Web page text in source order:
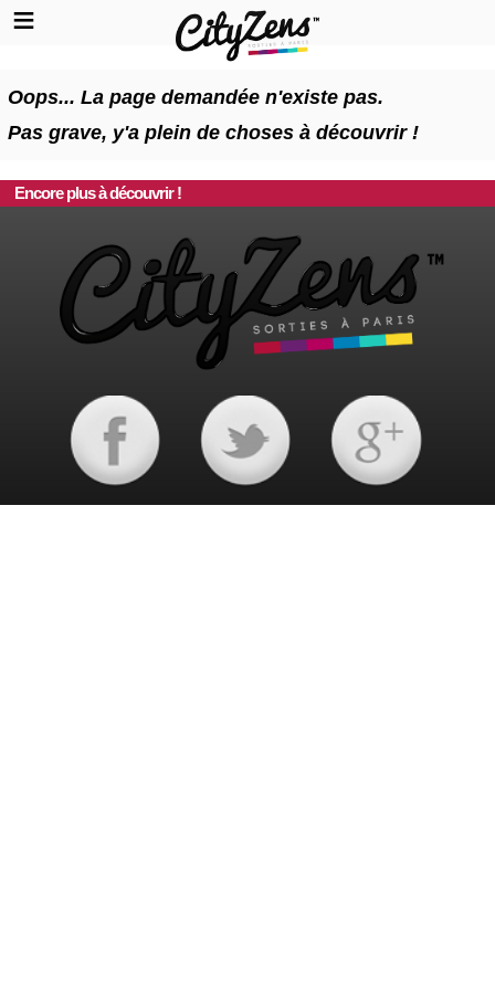
Oops... La page demandée n'existe pas.
Pas grave, y'a plein de choses à découvrir !
Encore plus à découvrir !